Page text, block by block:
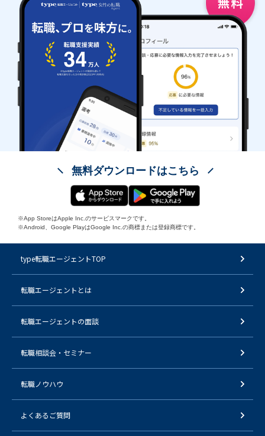
無料ダウンロードはこちら
※App StoreはApple Inc.のサービスマークです。
※Android、Google PlayはGoogle Inc.の商標または登録商標です。
type転職エージェントTOP
転職エージェントとは
転職エージェントの面談
転職相談会・セミナー
転職ノウハウ
よくあるご質問